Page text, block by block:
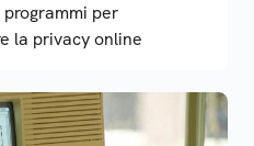
per
la privacy online